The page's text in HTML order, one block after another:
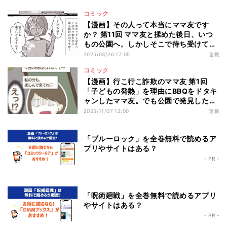
コミック
【漫画】その人って本当にママ友です
か？ 第11回 ママ友と揉めた後日、いつ
もの公園へ。しかしそこで待ち受けてい
たのは――?
2025/03/26 17:05 連載
コミック
【漫画】行こ行こ詐欺のママ友 第1回
「子どもの発熱」を理由にBBQをドタキ
ャンしたママ友。でも公園で発見したの
は…!?
2025/11/07 12:00 連載
「ブルーロック」を全巻無料で読めるア
プリやサイトはある？
- PR -
「呪術廻戦」を全巻無料で読めるアプリ
やサイトはある？
- PR -